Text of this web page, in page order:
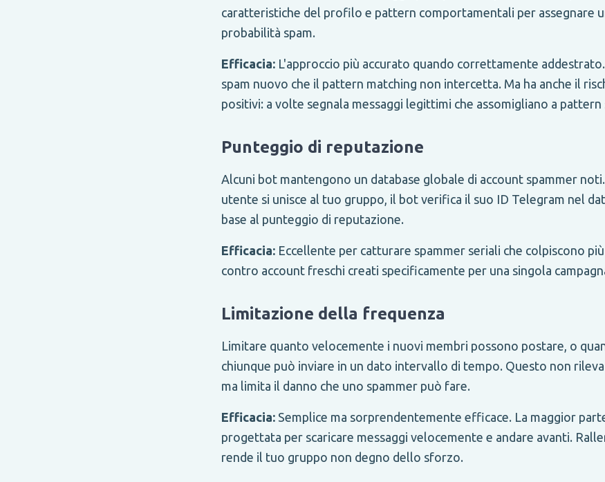
caratteristiche del profilo e pattern comportamentali per assegnare
probabilità spam.
Efficacia: L'approccio più accurato quando correttamente
spam nuovo che il pattern matching non intercetta. Ma ha anche il
positivi: a volte segnala messaggi legittimi che assomigliano a pattern
Punteggio di reputazione
Alcuni bot mantengono un database globale di account spammer
utente si unisce al tuo gruppo, il bot verifica il suo ID Telegram nel
base al punteggio di reputazione.
Efficacia: Eccellente per catturare spammer seriali che colpiscono
contro account freschi creati specificamente per una singola
Limitazione della frequenza
Limitare quanto velocemente i nuovi membri possono postare, o
chiunque può inviare in un dato intervallo di tempo. Questo non
ma limita il danno che uno spammer può fare.
Efficacia: Semplice ma sorprendentemente efficace. La maggior
progettata per scaricare messaggi velocemente e andare avanti.
rende il tuo gruppo non degno dello sforzo.